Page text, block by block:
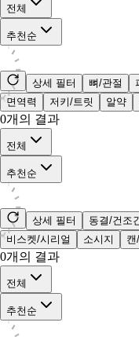
전체
추천순
상세 필터 뼈/관절
면역력
저키/트릿 알약
0개의 결과
전체
추천순
상세 필터 동결/건조
비스켓/시리얼
소시지 캔
0개의 결과
전체
추천순